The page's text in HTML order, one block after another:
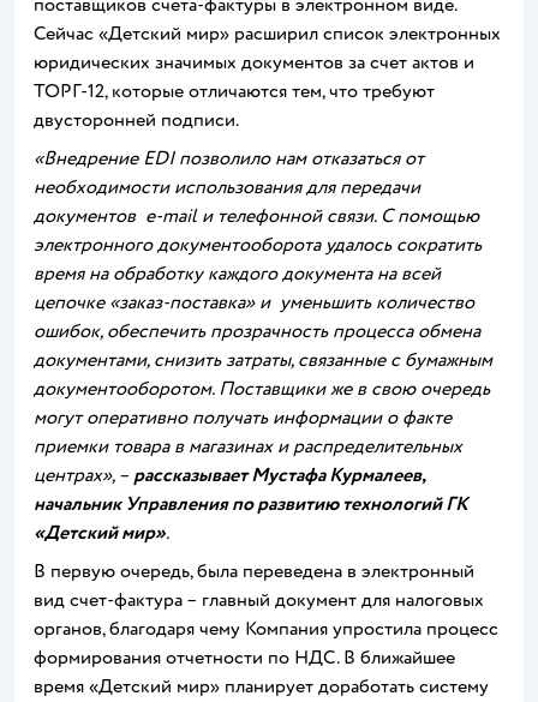
поставщиков счета-фактуры в электронном виде.
Сейчас «Детский мир» расширил список электронных
юридических значимых документов за счет актов и
ТОРГ-12, которые отличаются тем, что требуют
двусторонней подписи.
«Внедрение EDI позволило нам отказаться от
необходимости использования для передачи
документов e-mail и телефонной связи. С помощью
электронного документооборота удалось сократить
время на обработку каждого документа на всей
цепочке «заказ-поставка» и уменьшить количество
ошибок, обеспечить прозрачность процесса обмена
документами, снизить затраты, связанные с бумажным
документооборотом. Поставщики же в свою очередь
могут оперативно получать информации о факте
приемки товара в магазинах и распределительных
центрах», – рассказывает Мустафа Курмалеев,
начальник Управления по развитию технологий ГК
«Детский мир».
В первую очередь, была переведена в электронный
вид счет-фактура – главный документ для налоговых
органов, благодаря чему Компания упростила процесс
формирования отчетности по НДС. В ближайшее
время «Детский мир» планирует доработать систему